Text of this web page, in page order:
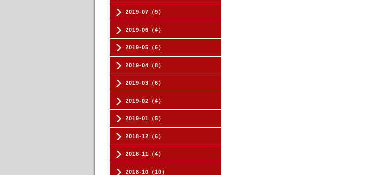
2019-07（9）
2019-06（4）
2019-05（6）
2019-04（8）
2019-03（6）
2019-02（4）
2019-01（5）
2018-12（6）
2018-11（4）
2018-10（10）